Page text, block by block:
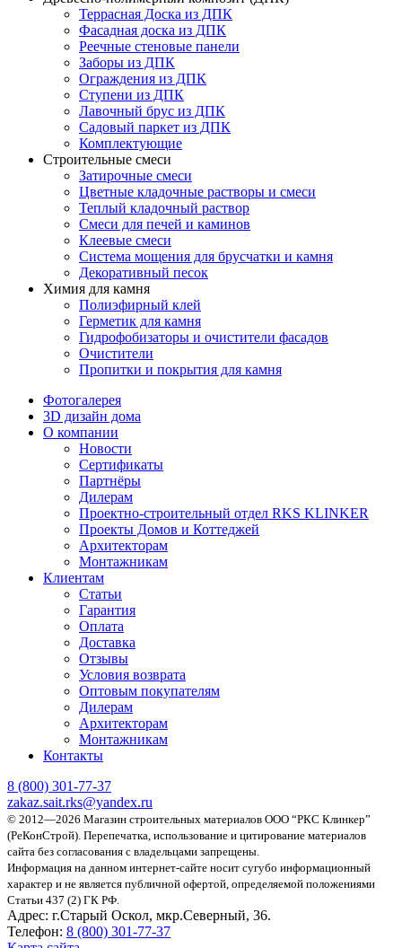
Террасная Доска из ДПК
Фасадная доска из ДПК
Реечные стеновые панели
Заборы из ДПК
Ограждения из ДПК
Ступени из ДПК
Лавочный брус из ДПК
Садовый паркет из ДПК
Комплектующие
Строительные смеси
Затирочные смеси
Цветные кладочные растворы и смеси
Теплый кладочный раствор
Смеси для печей и каминов
Клеевые смеси
Система мощения для брусчатки и камня
Декоративный песок
Химия для камня
Полиэфирный клей
Герметик для камня
Гидрофобизаторы и очистители фасадов
Очистители
Пропитки и покрытия для камня
Фотогалерея
3D дизайн дома
О компании
Новости
Сертификаты
Партнёры
Дилерам
Проектно-строительный отдел RKS KLINKER
Проекты Домов и Коттеджей
Архитекторам
Монтажникам
Клиентам
Статьи
Гарантия
Оплата
Доставка
Отзывы
Условия возврата
Оптовым покупателям
Дилерам
Архитекторам
Монтажникам
Контакты
8 (800) 301-77-37
zakaz.sait.rks@yandex.ru
© 2012—2026 Магазин строительных материалов ООО “РКС Клинкер”
(РеКонСтрой). Перепечатка, использование и цитирование материалов
сайта без согласования с владельцами запрещены.
Информация на данном интернет-сайте носит сугубо информационный
характер и не является публичной офертой, определяемой положениями
Статьи 437 (2) ГК РФ.
Адрес: г.Старый Оскол, мкр.Северный, 36.
Телефон: 8 (800) 301-77-37